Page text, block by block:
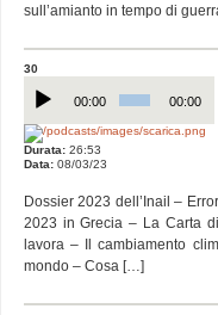
sull’amianto in tempo di
30
Player
00:00 00:00
Durata: 26:53
Data: 08/03/23
Dossier 2023 dell’Inail –
2023 in Grecia – La Carta
lavora – Il cambiamento
mondo – Cosa […]